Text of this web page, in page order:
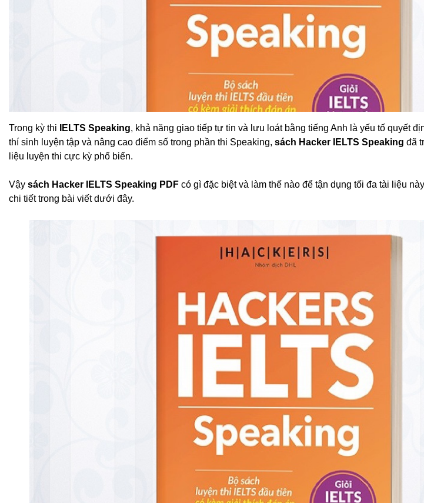
Trong kỳ thi IELTS Speaking, khả năng giao tiếp tự tin và lưu loát bằng tiếng Anh là yếu tố quyết
thí sinh luyện tập và nâng cao điểm số trong phần thi Speaking, sách Hacker IELTS Speaking đã
liệu luyện thi cực kỳ phổ biến.
Vậy sách Hacker IELTS Speaking PDF có gì đặc biệt và làm thế nào để tận dụng tối đa tài liệu
chi tiết trong bài viết dưới đây.